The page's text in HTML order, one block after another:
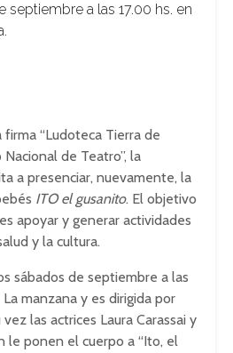
septiembre a las 17.00 hs. en
“Ludoteca Tierra de
Nacional de Teatro”, la
a presenciar, nuevamente, la
ITO el gusanito. El objetivo
apoyar y generar actividades
y la cultura.
sábados de septiembre a las
manzana y es dirigida por
las actrices Laura Carassai y
le ponen el cuerpo a “Ito, el